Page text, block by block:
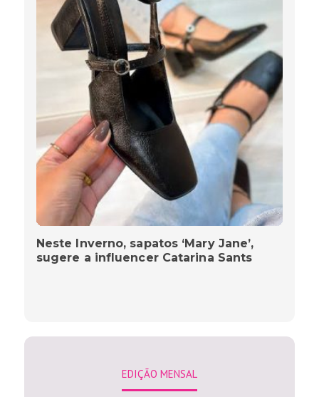
Neste Inverno, sapatos ‘Mary Jane’,
sugere a influencer Catarina Sants
EDIÇÃO MENSAL